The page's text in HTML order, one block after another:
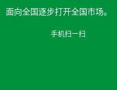
面向全国逐步打开全国市场。
手机扫一扫